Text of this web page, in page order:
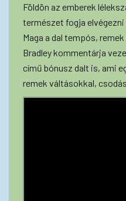
Földön az emberek
természet fogja elvégezni
Maga a dal tempós,
Bradley kommentárja
című bónusz dalt is, ami
remek váltásokkal,